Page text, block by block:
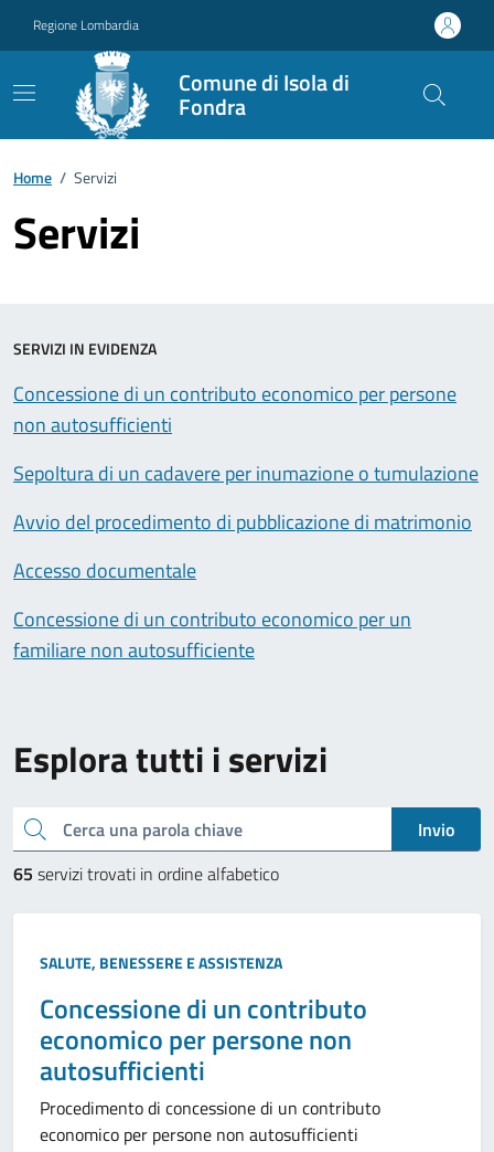
Regione Lombardia
Comune di Isola di
Fondra
Home / Servizi
Servizi
Esplora tutti i servizi
Cerca una parola chiave
Invio
65 servizi trovati in ordine alfabetico
SALUTE, BENESSERE E ASSISTENZA
Concessione di un contributo
economico per persone non
autosufficienti
Procedimento di concessione di un contributo
economico per persone non autosufficienti
SERVIZI IN EVIDENZA
Concessione di un contributo economico per persone
non autosufficienti
Sepoltura di un cadavere per inumazione o tumulazione
Avvio del procedimento di pubblicazione di matrimonio
Accesso documentale
Concessione di un contributo economico per un
familiare non autosufficiente